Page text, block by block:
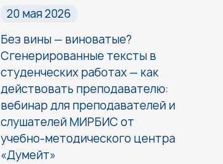
20 мая 2026
Без вины — виноватые?
Сгенерированные тексты в
студенческих работах — как
действовать преподавателю:
вебинар для преподавателей и
слушателей МИРБИС от
учебно‑методического центра
«Думейт»